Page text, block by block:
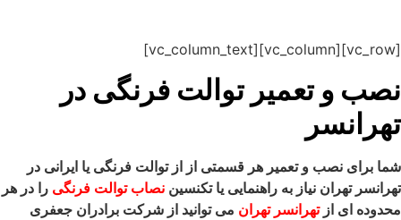
[vc_row][vc_column][vc_column_text]
نصب و تعمیر توالت فرنگی در
تهرانسر
شما برای نصب و تعمیر هر قسمتی از از توالت فرنگی یا ایرانی در
تهرانسر تهران نیاز به راهنمایی یا تکنسین نصاب توالت فرنگی را در هر
محدوده ای ازتهرانسر تهران می توانید از شرکت برادران جعفری